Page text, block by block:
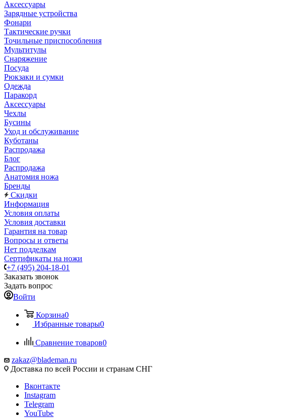
Аксессуары
Зарядные устройства
Фонари
Тактические ручки
Точильные приспособления
Мультитулы
Снаряжение
Посуда
Рюкзаки и сумки
Одежда
Паракорд
Аксессуары
Чехлы
Бусины
Уход и обслуживание
Куботаны
Распродажа
Блог
Распродажа
Анатомия ножа
Бренды
Скидки
Информация
Условия оплаты
Условия доставки
Гарантия на товар
Вопросы и ответы
Нет подделкам
Сертификаты на ножи
+7 (495) 204-18-01
Заказать звонок
Задать вопрос
Войти
Корзина0
Избранные товары0
Сравнение товаров0
zakaz@blademan.ru
Доставка по всей России и странам СНГ
Вконтакте
Instagram
Telegram
YouTube